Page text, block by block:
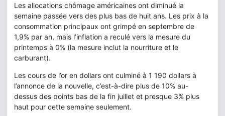
Les allocations chômage américaines ont diminué la
semaine passée vers des plus bas de huit ans. Les prix à la
consommation principaux ont grimpé en septembre de
1,9% par an, mais l’inflation a reculé vers la mesure du
printemps à 0% (la mesure inclut la nourriture et le
carburant).
Les cours de l’or en dollars ont culminé à 1 190 dollars à
l’annonce de la nouvelle, c’est-à-dire plus de 10% au-
dessus des points bas de la fin juillet et presque 3% plus
haut pour cette semaine seulement.